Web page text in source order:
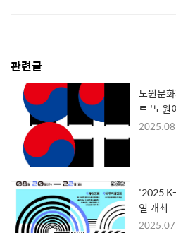
관련글
노원문
트 '노원
'2025
일 개최